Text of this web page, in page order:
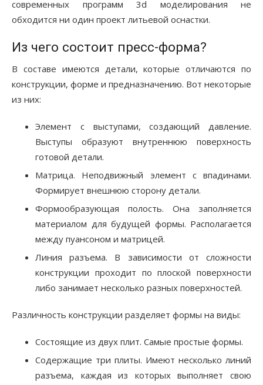
современных программ 3d моделирования не
обходится ни один проект литьевой оснастки.
Из чего состоит пресс-форма?
В составе имеются детали, которые отличаются по
конструкции, форме и предназначению. Вот некоторые
из них:
Элемент с выступами, создающий давление.
Выступы образуют внутреннюю поверхность
готовой детали.
Матрица. Неподвижный элемент с впадинами.
Формирует внешнюю сторону детали.
Формообразующая полость. Она заполняется
материалом для будущей формы. Располагается
между пуансоном и матрицей.
Линия разъема. В зависимости от сложности
конструкции проходит по плоской поверхности
либо занимает несколько разных поверхностей.
Различность конструкции разделяет формы на виды:
Состоящие из двух плит. Самые простые формы.
Содержащие три плиты. Имеют несколько линий
разъема, каждая из которых выполняет свою